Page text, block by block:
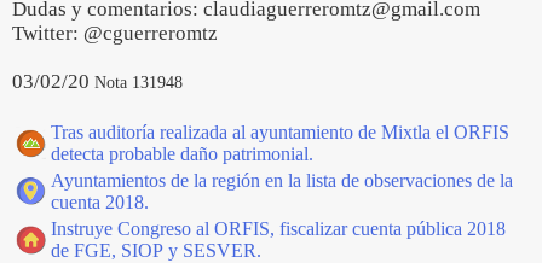
Dudas y comentarios: claudiaguerreromtz@gmail.com
Twitter: @cguerreromtz
03/02/20 Nota 131948
Tras auditoría realizada al ayuntamiento de Mixtla el ORFIS
detecta probable daño patrimonial.
Ayuntamientos de la región en la lista de observaciones de la
cuenta 2018.
Instruye Congreso al ORFIS, fiscalizar cuenta pública 2018
de FGE, SIOP y SESVER.